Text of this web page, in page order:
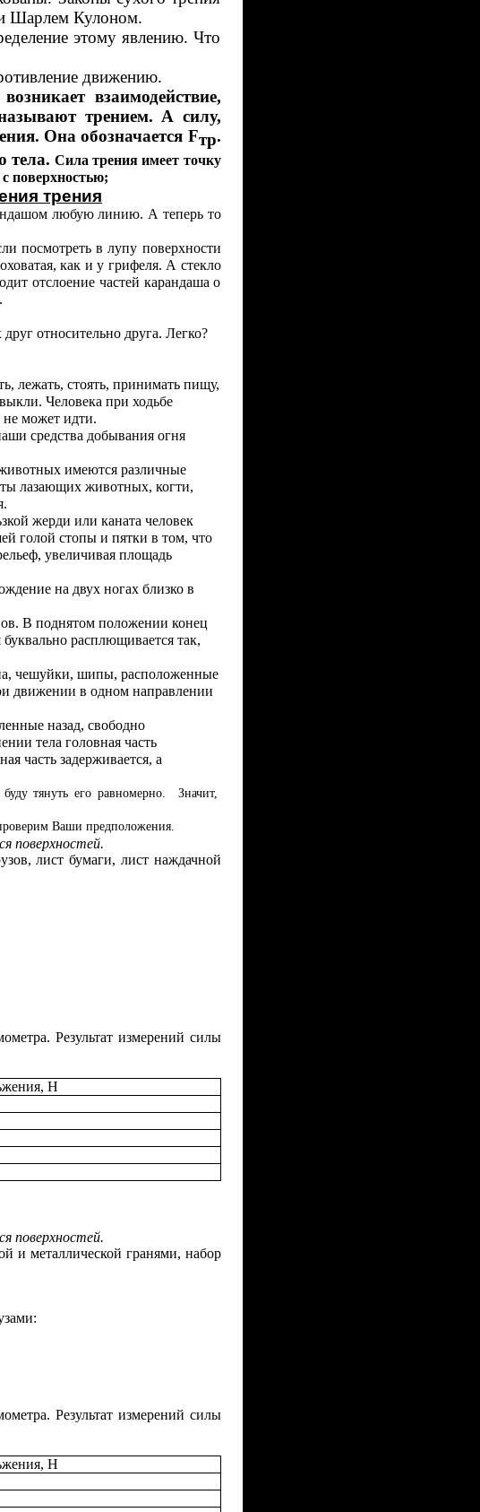
Шарлем Кулоном.
этому явлению. Что
движению.
взаимодействие,
трением. А силу,
Она обозначается Fтр.
тела. Сила трения имеет точку
трения
любую линию. А теперь то
посмотреть в лупу поверхности
как и у грифеля. А стекло
отслоение частей карандаша о
относительно друга. Легко?
лежать, стоять, принимать пищу,
Человека при ходьбе
не может идти.
средства добывания огня
имеются различные
лазающих животных, когти,
жерди или каната человек
голой стопы и пятки в том, что
увеличивая площадь
на двух ногах близко в
В поднятом положении конец
расплющивается так,
чешуйки, шипы, расположенные
движении в одном направлении
назад, свободно
тела головная часть
часть задерживается, а
тянуть его равномерно. Значит,
Ваши предположения.
поверхностей.
лист бумаги, лист наждачной
Результат измерений силы
Н
поверхностей.
и металлической гранями, набор
Результат измерений силы
Н